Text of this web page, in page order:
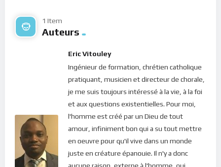
l’abondance de la grâce reçue d’en-haut. En effet, l’enfant
vient d’entrer dans ce monde. Il ne sait pas encore qu’ici, il
encore qu’il faille s’accrocher aux choses et dominer le monde
pour survivre; il sait encore moins qu’il faut courir dans tous
les sens chaque jour… et que lui reste-t-il ? jouer, observer,
contempler les choses autour de lui, découvrir, chanter, rire,
danser, etc. L’enfant vit parce que son esprit est encore léger,
innocent et ses pensées, dépourvues de toute densité. Il ne
s’attarde pas, il oublie vite et passe à autre chose… Plus
important encore, l’enfant sent et ressent : en présence de
ses congénères, il n’hésite pas à sauter pour aller jouer. Et
1 Item
Auteurs
Eric Vitouley
Ingénieur de formation, chrétien catholique
pratiquant, musicien et directeur de chorale,
je me suis toujours intéressé à la vie, à la foi
et aux questions existentielles. Pour moi,
l'homme est créé par un Dieu de tout
amour, infiniment bon qui a su tout mettre
en oeuvre pour qu'il vive dans un monde
juste en créature épanouie. Il n'y a donc